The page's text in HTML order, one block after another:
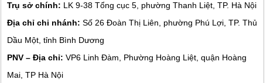
Trụ sở chính: LK 9-38 Tổng cục 5, phường Thanh Liệt, TP. Hà Nội
Địa chỉ chi nhánh: Số 26 Đoàn Thị Liên, phường Phú Lợi, TP. Thủ
Dầu Một, tỉnh Bình Dương
PNV – Địa chỉ: VP6 Linh Đàm, Phường Hoàng Liệt, quận Hoàng
Mai, TP Hà Nội